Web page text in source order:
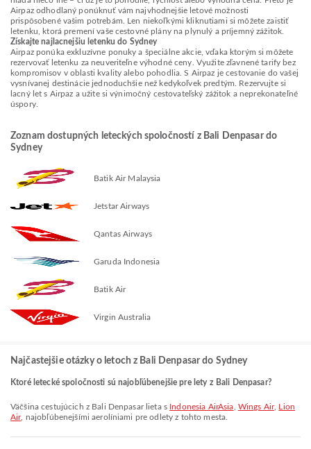
Airpaz odhodlaný ponúknuť vám najvhodnejšie letové možnosti
prispôsobené vašim potrebám. Len niekoľkými kliknutiami si môžete zaistiť
letenku, ktorá premení vaše cestovné plány na plynulý a príjemný zážitok.
Získajte najlacnejšiu letenku do Sydney
Airpaz ponúka exkluzívne ponuky a špeciálne akcie, vďaka ktorým si môžete
rezervovať letenku za neuveriteľne výhodné ceny. Využite zľavnené tarify bez
kompromisov v oblasti kvality alebo pohodlia. S Airpaz je cestovanie do vašej
vysnívanej destinácie jednoduchšie než kedykoľvek predtým. Rezervujte si
lacný let s Airpaz a užite si výnimočný cestovateľský zážitok a neprekonateľné
úspory.
Zoznam dostupných leteckých spoločností z Bali Denpasar do
Sydney
Batik Air Malaysia
Jetstar Airways
Qantas Airways
Garuda Indonesia
Batik Air
Virgin Australia
Najčastejšie otázky o letoch z Bali Denpasar do Sydney
Ktoré letecké spoločnosti sú najobľúbenejšie pre lety z Bali Denpasar?
Väčšina cestujúcich z Bali Denpasar lieta s Indonesia AirAsia Wings Air, Lion
Air, najobľúbenejšími aerolíniami pre odlety z tohto mesta.